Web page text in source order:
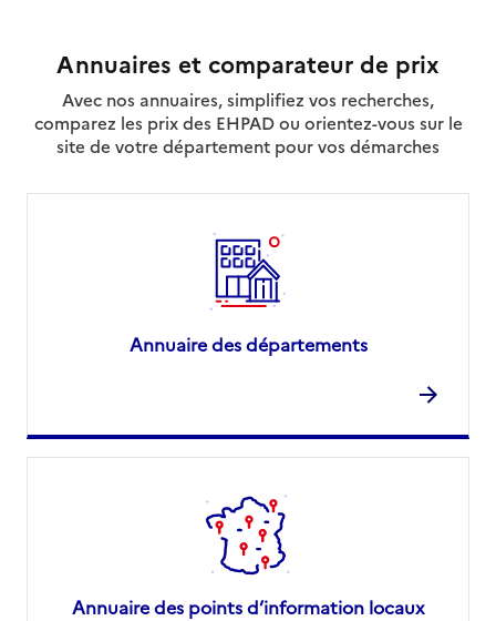
Annuaires et comparateur de prix
Avec nos annuaires, simplifiez vos recherches,
comparez les prix des EHPAD ou orientez-vous sur le
site de votre département pour vos démarches
Annuaire des départements
Annuaire des points d’information locaux